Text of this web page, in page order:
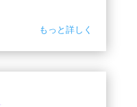
もっと詳しく